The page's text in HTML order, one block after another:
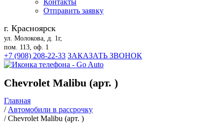
Контакты
Отправить заявку
г. Красноярск
ул. Молокова, д. 1г,
пом. 113, оф. 1
+7 (908) 208-22-33 ЗАКАЗАТЬ ЗВОНОК
Chevrolet Malibu (арт. )
Главная
/Автомобили в рассрочку
/Chevrolet Malibu (арт. )